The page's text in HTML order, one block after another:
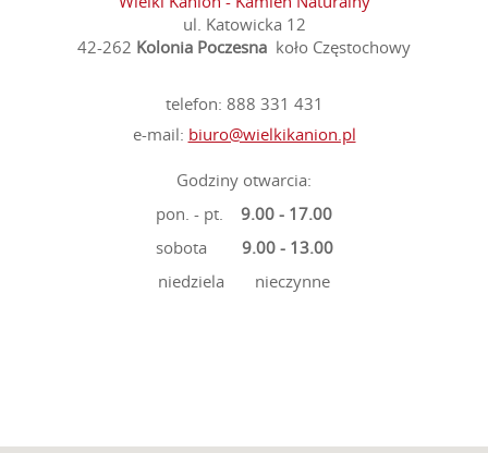
ul. Katowicka 12
42-262 Kolonia Poczesna koło Częstochowy
telefon: 888 331 431
e-mail: biuro@wielkikanion.pl
Godziny otwarcia:
pon. - pt. 9.00 - 17.00
sobota 9.00 - 13.00
niedziela nieczynne